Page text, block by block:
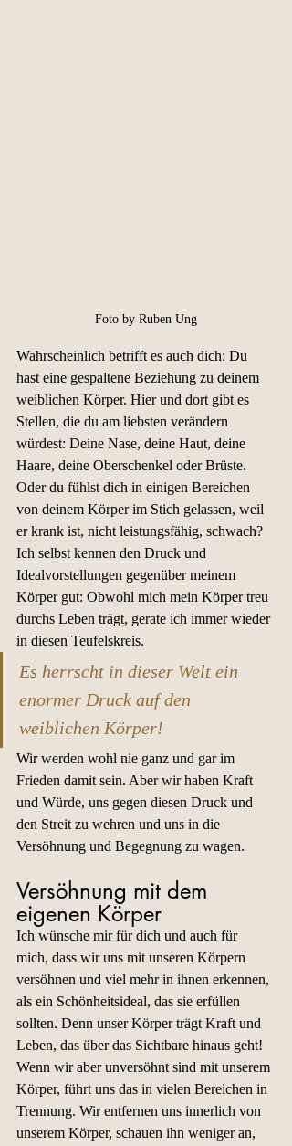
Foto by Ruben Ung
Wahrscheinlich betrifft es auch dich: Du
hast eine gespaltene Beziehung zu deinem
weiblichen Körper. Hier und dort gibt es
Stellen, die du am liebsten verändern
würdest: Deine Nase, deine Haut, deine
Haare, deine Oberschenkel oder Brüste.
Oder du fühlst dich in einigen Bereichen
von deinem Körper im Stich gelassen, weil
er krank ist, nicht leistungsfähig, schwach?
Ich selbst kennen den Druck und
Idealvorstellungen gegenüber meinem
Körper gut: Obwohl mich mein Körper treu
durchs Leben trägt, gerate ich immer wieder
in diesen Teufelskreis.
Es herrscht in dieser Welt ein
enormer Druck auf den
weiblichen Körper!
Wir werden wohl nie ganz und gar im
Frieden damit sein. Aber wir haben Kraft
und Würde, uns gegen diesen Druck und
den Streit zu wehren und uns in die
Versöhnung und Begegnung zu wagen.
Versöhnung mit dem
eigenen Körper
Ich wünsche mir für dich und auch für
mich, dass wir uns mit unseren Körpern
versöhnen und viel mehr in ihnen erkennen,
als ein Schönheitsideal, das sie erfüllen
sollten. Denn unser Körper trägt Kraft und
Leben, das über das Sichtbare hinaus geht!
Wenn wir aber unversöhnt sind mit unserem
Körper, führt uns das in vielen Bereichen in
Trennung. Wir entfernen uns innerlich von
unserem Körper, schauen ihn weniger an,